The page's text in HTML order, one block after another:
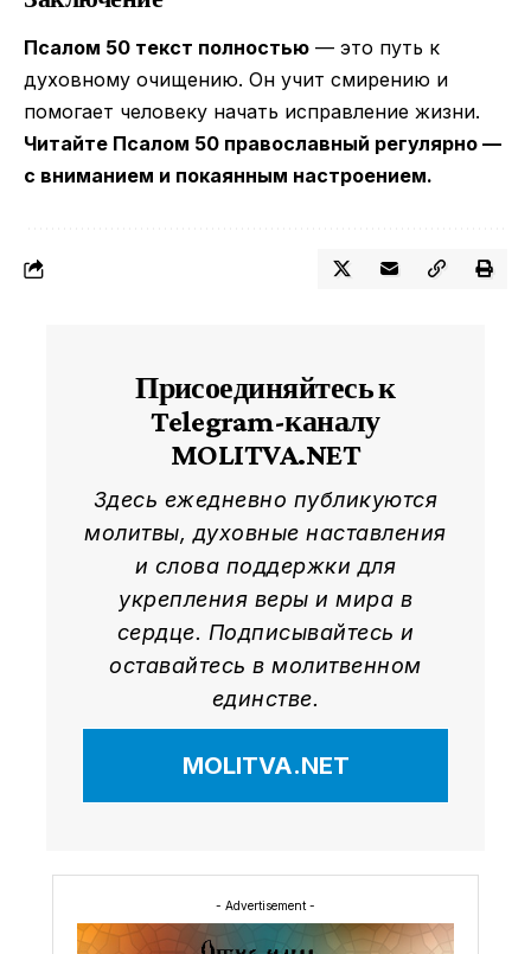
Псалом 50 текст полностью — это путь к
духовному очищению. Он учит смирению и
помогает человеку начать исправление жизни.
Читайте Псалом 50 православный регулярно —
с вниманием и покаянным настроением.
Присоединяйтесь к
Telegram-каналу
MOLITVA.NET
Здесь ежедневно публикуются
молитвы, духовные наставления
и слова поддержки для
укрепления веры и мира в
сердце. Подписывайтесь и
оставайтесь в молитвенном
единстве.
MOLITVA.NET
- Advertisement -